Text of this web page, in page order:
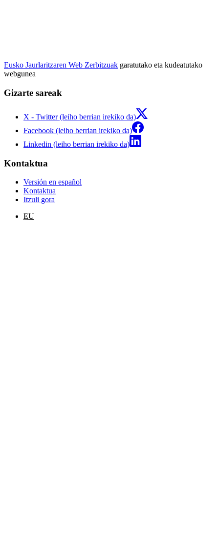
Eusko Jaurlaritzaren Web Zerbitzuak garatutako eta kudeatutako
webgunea
Gizarte sareak
X - Twitter (leiho berrian irekiko da)
Facebook (leiho berrian irekiko da)
Linkedin (leiho berrian irekiko da)
Kontaktua
Versión en español
Kontaktua
Itzuli gora
EU